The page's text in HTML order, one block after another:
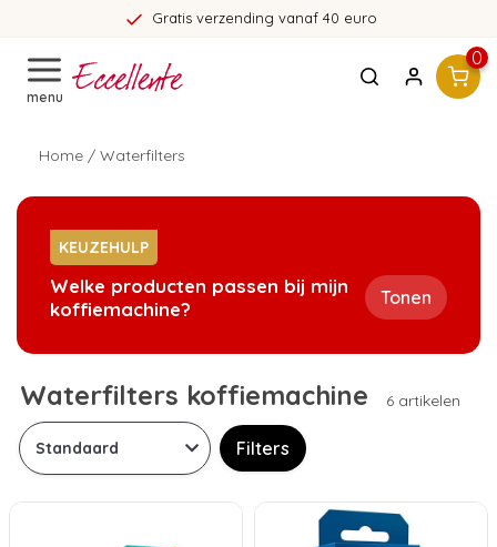
Gratis verzending vanaf 40 euro
menu
0
Home / Waterfilters
KEUZEHULP
Welke producten passen bij mijn
koffiemachine?
Tonen
Waterfilters koffiemachine 6 artikelen
Filters